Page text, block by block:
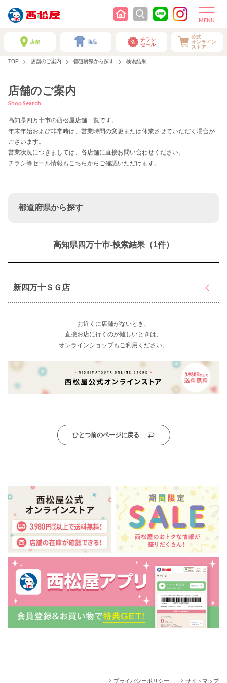
店舗 商品
チラシ
セール
公式
オンライン
ストア
TOP 店舗のご案内 都道府県から探す 検索結果
店舗のご案内
Shop Search
高知県四万十市の西松屋店舗一覧です。
年末年始および非常時は、営業時間の変更または休業させていただく場合が
ございます。
営業状況につきましては、各店舗に直接お問い合わせください。
チラシ等セール情報もこちらからご確認いただけます。
都道府県から探す
高知県四万十市-検索結果（1件）
新四万十ＳＧ店
お近くに店舗がないとき、
直接お店に行くのが難しいときは、
オンラインショップもご利用ください。
ひとつ前のページに戻る
プライバシーポリシー サイトマップ